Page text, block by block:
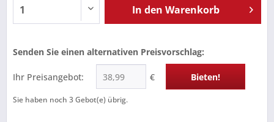
In den Warenkorb
Senden Sie einen alternativen Preisvorschlag:
Ihr Preisangebot: € Bieten!
Sie haben noch 3Gebot(e) übrig.